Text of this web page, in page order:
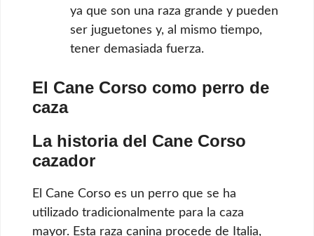
ya que son una raza grande y pueden
ser juguetones y, al mismo tiempo,
tener demasiada fuerza.
El Cane Corso como perro de
caza
La historia del Cane Corso
cazador
El Cane Corso es un perro que se ha
utilizado tradicionalmente para la caza
mayor. Esta raza canina procede de Italia,